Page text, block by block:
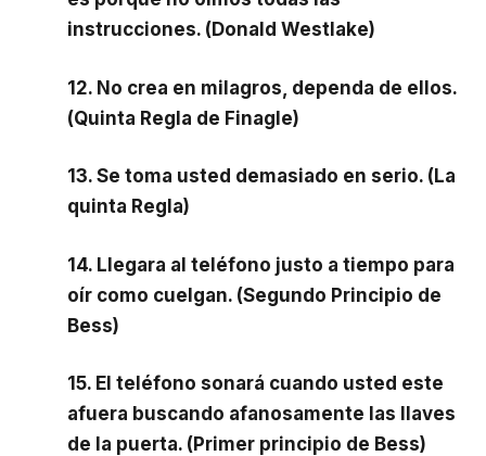
instrucciones. (Donald Westlake)
12. No crea en milagros, dependa de ellos.
(Quinta Regla de Finagle)
13. Se toma usted demasiado en serio. (La
quinta Regla)
14. Llegara al teléfono justo a tiempo para
oír como cuelgan. (Segundo Principio de
Bess)
15. El teléfono sonará cuando usted este
afuera buscando afanosamente las llaves
de la puerta. (Primer principio de Bess)